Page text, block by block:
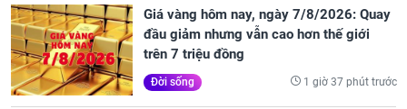
Giá vàng hôm nay, ngày 7/8/2026: Quay
đầu giảm nhưng vẫn cao hơn thế giới
trên 7 triệu đồng
Đời sống 1 giờ 37 phút trước